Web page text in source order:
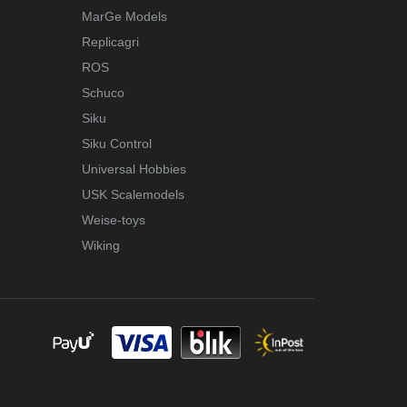
MarGe Models
Replicagri
ROS
Schuco
Siku
Siku Control
Universal Hobbies
USK Scalemodels
Weise-toys
Wiking